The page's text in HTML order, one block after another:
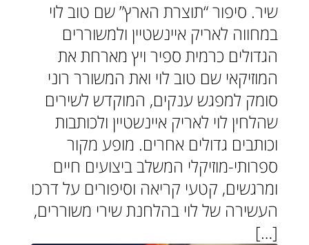
שיר. סיפור “תוצרת הארץ” שם טוב לוי
במחווה לאריק איינשטיין ולמשוררים
הגדולים כרמית ספיר ויץ מארחת את
המוזיקאי שם טוב לוי ואת המשורר רוני
סומק למפגש ענקים, המוקדש לשירים
שהלחין לוי לאריק איינשטיין ולכותבות
וכותבים גדולים אחרים. מופע מקור
ספרותי-מוזיקלי המשלב ביצועים חיים
ומרגשים, קטעי קריאה וסיפורים על דרכו
העשירה של לוי בהלחנת שירי משוררים,
[…]